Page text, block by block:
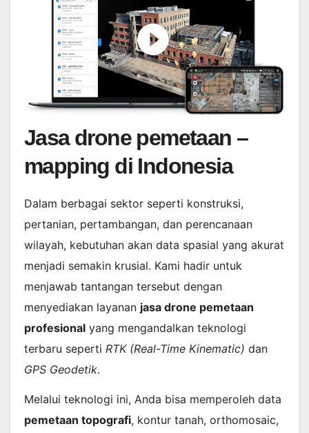
Jasa drone pemetaan –
mapping di Indonesia
Dalam berbagai sektor seperti konstruksi,
pertanian, pertambangan, dan perencanaan
wilayah, kebutuhan akan data spasial yang akurat
menjadi semakin krusial. Kami hadir untuk
menjawab tantangan tersebut dengan
menyediakan layanan jasa drone pemetaan
profesional yang mengandalkan teknologi
terbaru seperti RTK (Real-Time Kinematic) dan
GPS Geodetik.
Melalui teknologi ini, Anda bisa memperoleh data
pemetaan topografi, kontur tanah, orthomosaic,